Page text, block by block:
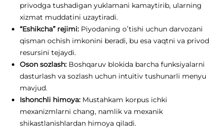
privodga tushadigan yuklamani kamaytirib, ularning
xizmat muddatini uzaytiradi.
“Eshikcha” rejimi: Piyodaning oʻtishi uchun darvozani
qisman ochish imkonini beradi, bu esa vaqtni va privod
resursini tejaydi.
Oson sozlash: Boshqaruv blokida barcha funksiyalarni
dasturlash va sozlash uchun intuitiv tushunarli menyu
mavjud.
Ishonchli himoya: Mustahkam korpus ichki
mexanizmlarni chang, namlik va mexanik
shikastlanishlardan himoya qiladi.